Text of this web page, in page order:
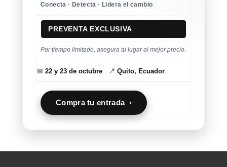
Conecta · Detecta · Lidera el cambio
PREVENTA EXCLUSIVA
Por tiempo limitado, asegura tu lugar al mejor precio.
📅 22 y 23 de octubre 📍 Quito, Ecuador
Compra tu entrada ›